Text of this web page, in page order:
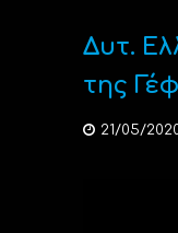
Δυτ.
της
21/05/